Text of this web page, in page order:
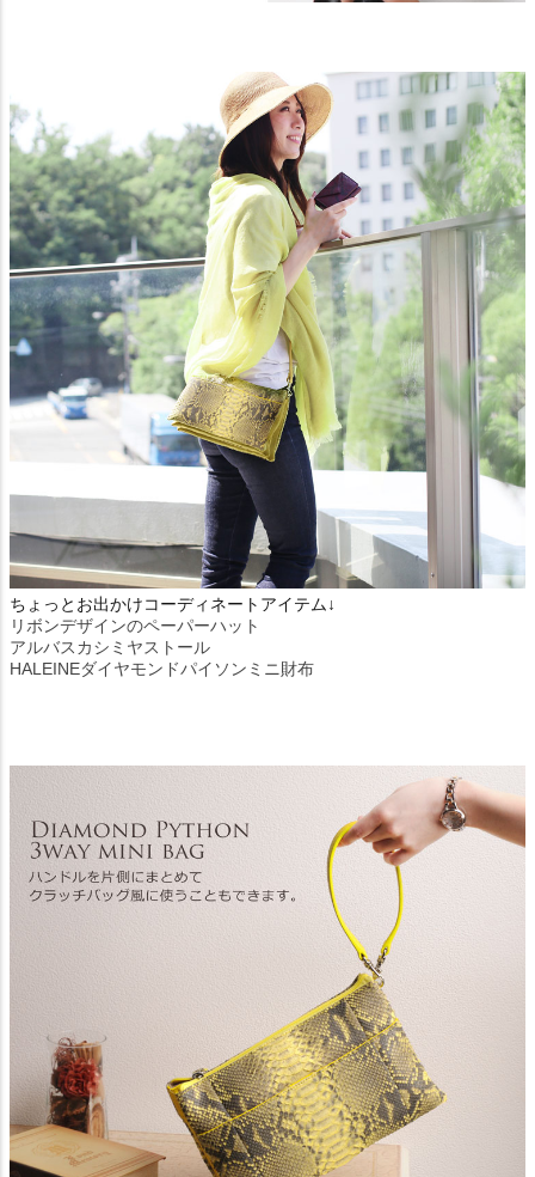
ちょっとお出かけコーディネートアイテム↓
リボンデザインのペーパーハット
アルバスカシミヤストール
HALEINEダイヤモンドパイソンミニ財布